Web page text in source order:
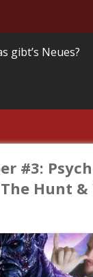
gibt’s Neues?
#3:
Hunt &